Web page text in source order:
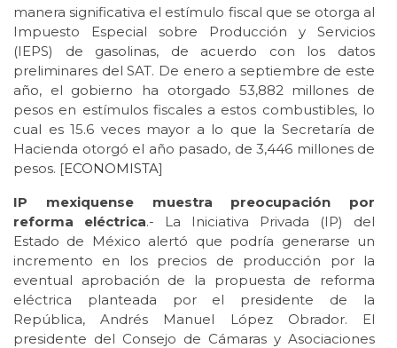
manera significativa el estímulo fiscal que se otorga al
Impuesto Especial sobre Producción y Servicios
(IEPS) de gasolinas, de acuerdo con los datos
preliminares del SAT. De enero a septiembre de este
año, el gobierno ha otorgado 53,882 millones de
pesos en estímulos fiscales a estos combustibles, lo
cual es 15.6 veces mayor a lo que la Secretaría de
Hacienda otorgó el año pasado, de 3,446 millones de
pesos. [ECONOMISTA]
IP mexiquense muestra preocupación por
reforma eléctrica.- La Iniciativa Privada (IP) del
Estado de México alertó que podría generarse un
incremento en los precios de producción por la
eventual aprobación de la propuesta de reforma
eléctrica planteada por el presidente de la
República, Andrés Manuel López Obrador. El
presidente del Consejo de Cámaras y Asociaciones